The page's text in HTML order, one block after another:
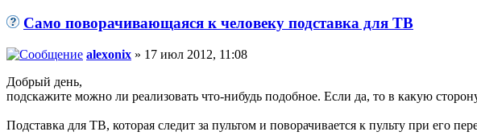
Само поворачивающаяся к человеку подставка для ТВ
alexonix » 17 июл 2012, 11:08
Добрый день,
подскажите можно ли реализовать что-нибудь подобное. Если да, то в какую
Подставка для ТВ, которая следит за пультом и поворачивается к пульту при его